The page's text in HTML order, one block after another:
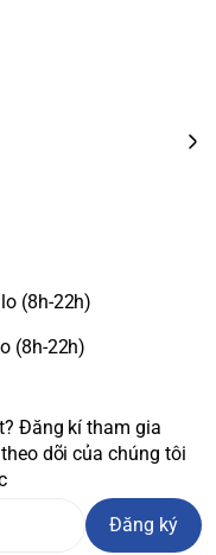
(8h-22h)
(8h-22h)
Đăng kí tham gia
dõi của chúng tôi
Đăng ký